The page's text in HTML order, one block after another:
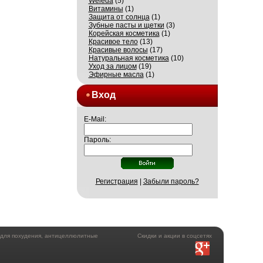
Витамины (1)
Защита от солнца(1)
Зубные пасты и щетки (3)
Корейская косметика(1)
Красивое тело(13)
Красивые волосы (17)
Натуральная косметика(10)
Уход за лицом(19)
Эфирные масла(1)
Вход
E-Mail:
Пароль:
Регистрация Забыли пароль?
Скидки и акции в соцсетях
похудения, антицеллюлитные